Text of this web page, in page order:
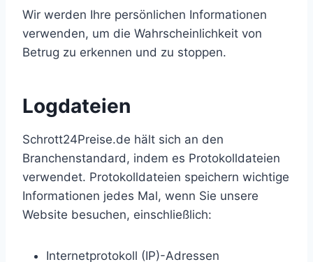
Wir werden Ihre persönlichen Informationen
verwenden, um die Wahrscheinlichkeit von
Betrug zu erkennen und zu stoppen.
Logdateien
Schrott24Preise.de hält sich an den
Branchenstandard, indem es Protokolldateien
verwendet. Protokolldateien speichern wichtige
Informationen jedes Mal, wenn Sie unsere
Website besuchen, einschließlich:
Internetprotokoll (IP)-Adressen